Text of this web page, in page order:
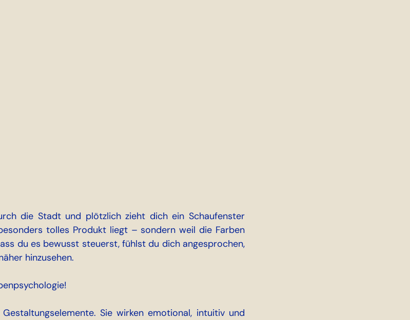
die Stadt und plötzlich zieht dich ein Schaufenster
tolles Produkt liegt – sondern weil die Farben
du es bewusst steuerst, fühlst du dich angesprochen,
hinzusehen.
Sie wirken emotional, intuitiv und